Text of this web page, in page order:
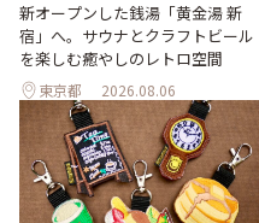
新オープンした銭湯「黄金湯 新
宿」へ。サウナとクラフトビール
を楽しむ癒やしのレトロ空間
東京都 2026.08.06